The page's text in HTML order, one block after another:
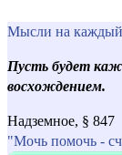
Мысли на каждый
Пусть будет
восхождением.
Надземное, § 847
"Мочь помочь -